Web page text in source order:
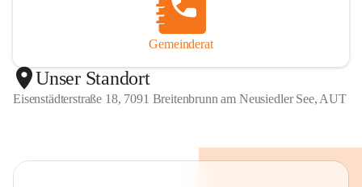
Gemeinderat
Unser Standort
Eisenstädterstraße 18, 7091 Breitenbrunn am Neusiedler See, AUT